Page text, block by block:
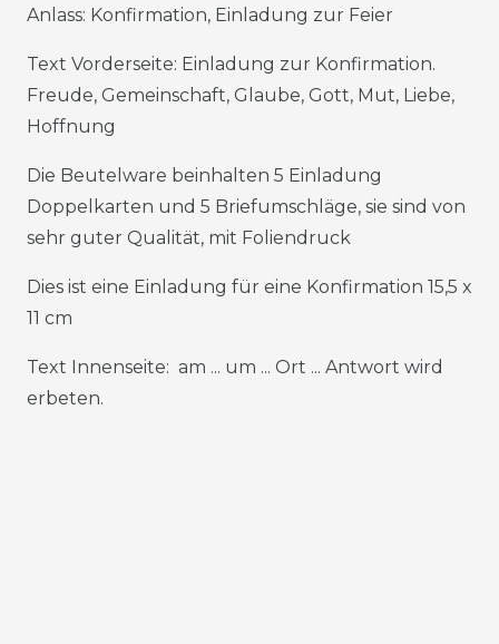
Anlass: Konfirmation, Einladung zur Feier
Text Vorderseite: Einladung zur Konfirmation.
Freude, Gemeinschaft, Glaube, Gott, Mut, Liebe,
Hoffnung
Die Beutelware beinhalten 5 Einladung
Doppelkarten und 5 Briefumschläge, sie sind von
sehr guter Qualität, mit Foliendruck
Dies ist eine Einladung für eine Konfirmation 15,5 x
11 cm
Text Innenseite: am ... um ... Ort ... Antwort wird
erbeten.